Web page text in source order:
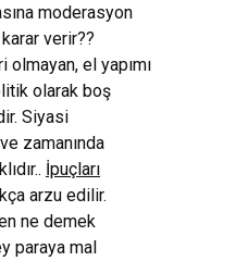
moderasyon
verir??
olmayan, el yapımı
olarak boş
Siyasi
zamanında
İpuçları
arzu edilir.
ne demek
paraya mal